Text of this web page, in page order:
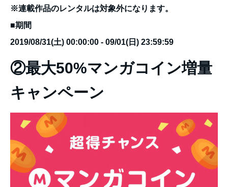
※連載作品のレンタルは対象外になります。
■期間
2019/08/31(土) 00:00:00 - 09/01(日) 23:59:59
②最大50%マンガコイン増量
キャンペーン